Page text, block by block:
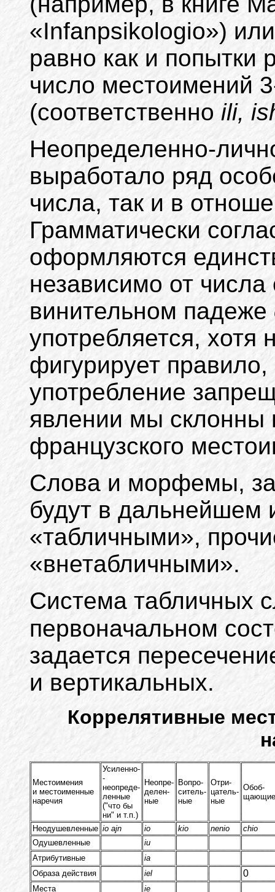
«Infanpsikologio»)
равно как и попытки
число местоимений
(соответственно ili,
Неопределенно-
выработало ряд
числа, так и в
Грамматически
оформляются
независимо от числа
винительном падеже
употребляется,
фигурирует
употребление
явлении мы склонны
французского
Слова и морфемы,
будут в дальнейшем
«табличными»,
«внетабличными».
Система табличных
первоначальном
задается
и вертикальных.
Коррелятивные
Местоимения
и местоименные
наречия
Усиленно-
-
неопреде-
ленные
("что бы
ни" и т.п.)
Неопре-
делен-
ные
Вопро-
ситель-
ные
Отри-
цатель-
ные
Обоб-
щающие
Неодушевленные io ajn io kio nenio
chio
Одушевленные
iu
Атрибутивные
ia
Образа действия
iel 0
Места
ie